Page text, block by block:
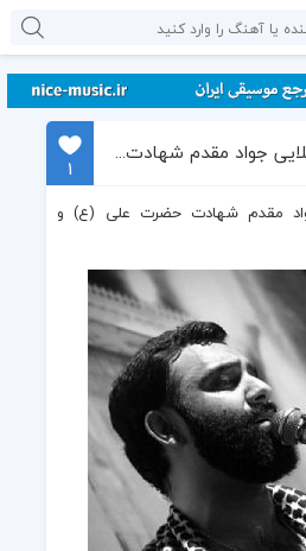
دانلود مداحی کربلایی جواد مقدم شهادت حضرت علی (ع) و شبهای قدر ۹۵
1
جواد مقدم شهادت حضرت علی (ع) و